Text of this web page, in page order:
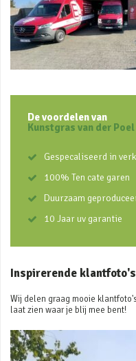
De voordelen van
Kunstgras van der Poel
Gespecaliseerd in
100% Ten cate garen
Duurzaam
10 Jaar uv garantie
Inspirerende klantfoto's
Wij delen graag mooie
laat zien waar je blij mee bent!